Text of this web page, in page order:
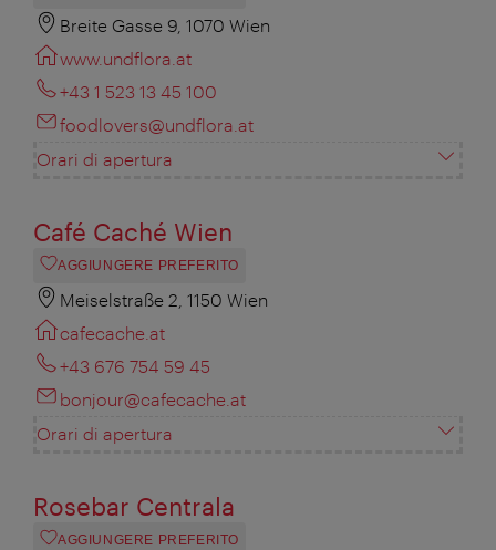
Breite Gasse 9, 1070 Wien
www.undflora.at
+43 1 523 13 45 100
foodlovers@undflora.at
Orari di apertura
Café Caché Wien
AGGIUNGERE PREFERITO
Meiselstraße 2, 1150 Wien
cafecache.at
+43 676 754 59 45
bonjour@cafecache.at
Orari di apertura
Rosebar Centrala
AGGIUNGERE PREFERITO